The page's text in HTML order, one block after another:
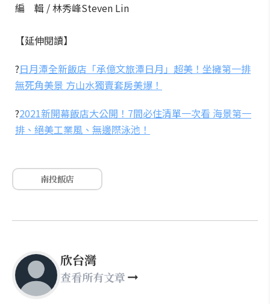
編 輯 / 林秀峰Steven Lin
【延伸閱讀】
?日月潭全新飯店「承億文旅潭日月」超美！坐擁第一排
無死角美景 方山水獨賣套房美爆！
?2021新開幕飯店大公開！7間必住清單一次看 海景第一
排、絕美工業風、無邊際泳池！
南投飯店
欣台灣
查看所有文章